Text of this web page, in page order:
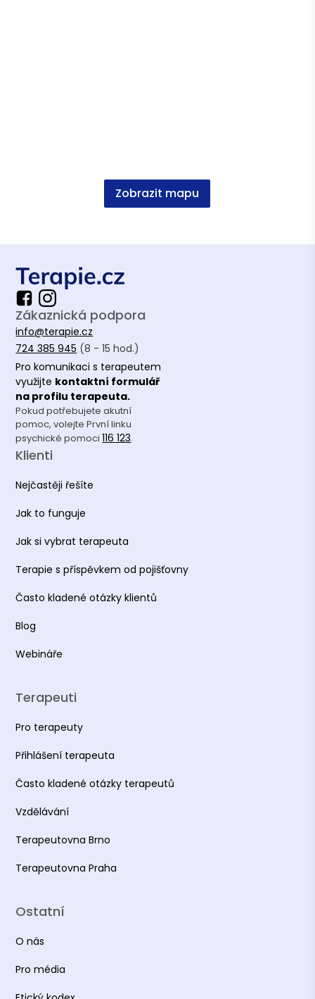
Jak identifikovat ohrožené dítě | Signály
Psychologie, UPOL
Zobrazit mapu
Zákaznická podpora
info@terapie.cz
724 385 945 (8 - 15 hod.)
Pro komunikaci s terapeutem
využijte kontaktní formulář
na profilu terapeuta.
Pokud potřebujete akutní
pomoc, volejte První linku
psychické pomoci116 123.
Klienti
Nejčastěji řešíte
Jak to funguje
Jak si vybrat terapeuta
Terapie s příspěvkem od pojišťovny
Často kladené otázky klientů
Blog
Webináře
Terapeuti
Pro terapeuty
Přihlášení terapeuta
Často kladené otázky terapeutů
Vzdělávání
Terapeutovna Brno
Terapeutovna Praha
Ostatní
O nás
Pro média